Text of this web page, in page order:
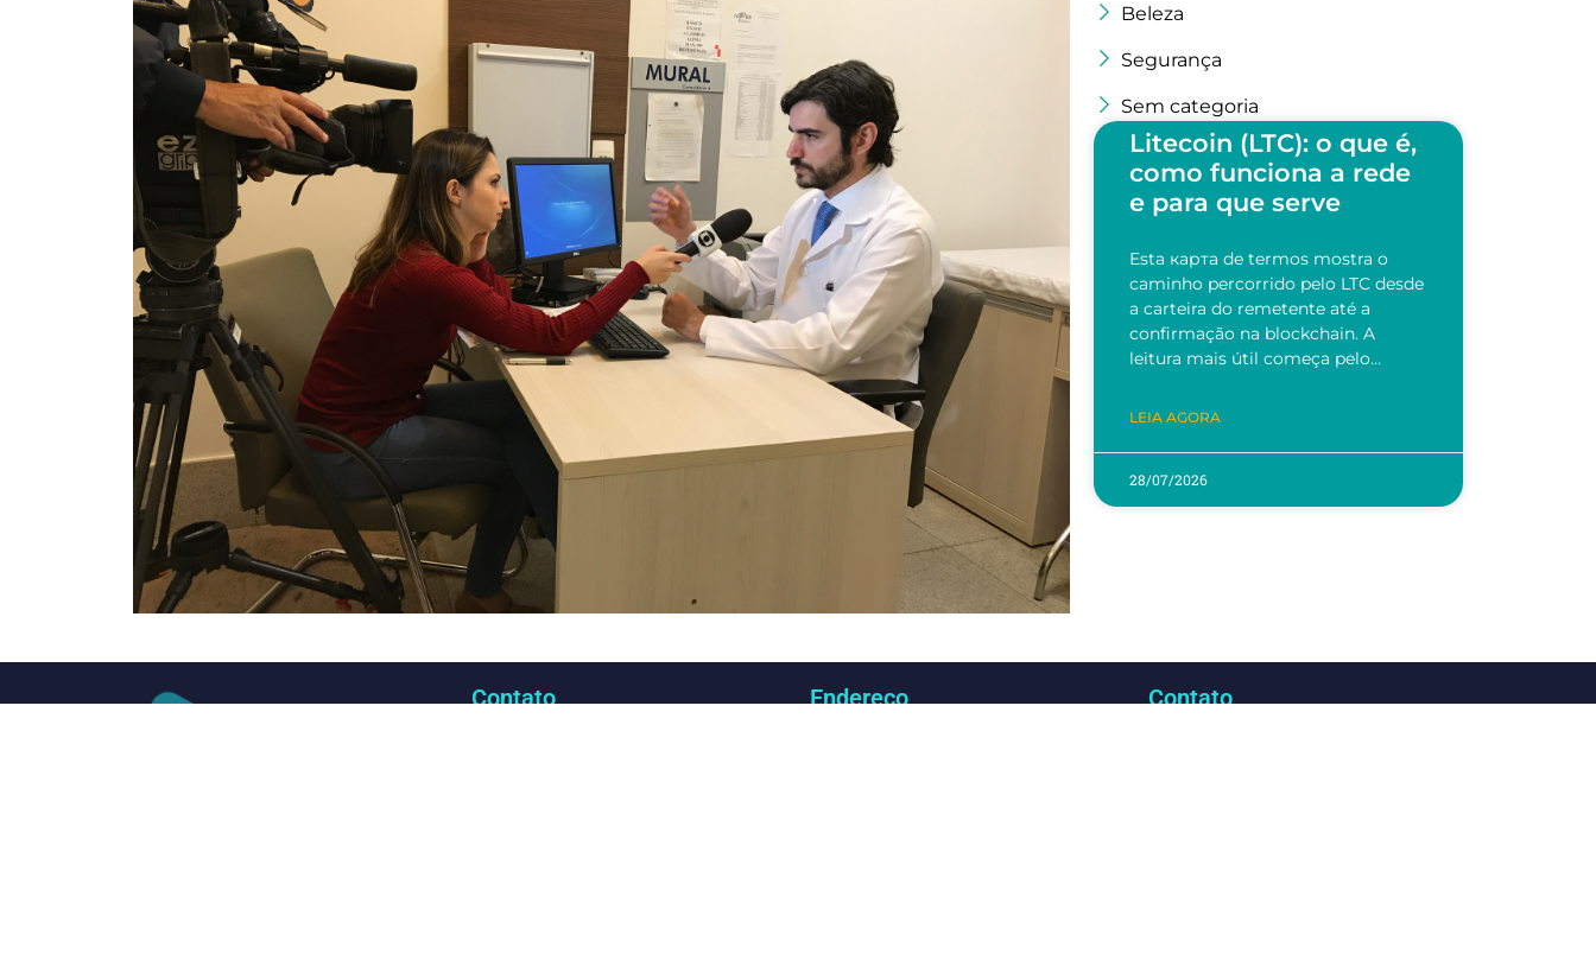
Beleza
Segurança
Sem categoria
Litecoin (LTC): o que é,
como funciona a rede
e para que serve
Esta карта de termos mostra o
caminho percorrido pelo LTC desde
a carteira do remetente até a
confirmação na blockchain. A
leitura mais útil começa pelo…
LEIA AGORA
28/07/2026
Contato Endereço Contato